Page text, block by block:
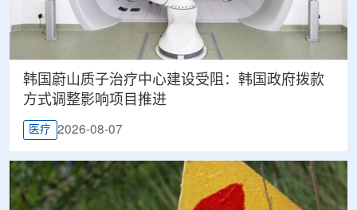
韩国蔚山质子治疗中心建设受阻：韩国政府拨款
方式调整影响项目推进
医疗 2026-08-07